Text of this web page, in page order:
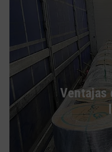
Ventajas